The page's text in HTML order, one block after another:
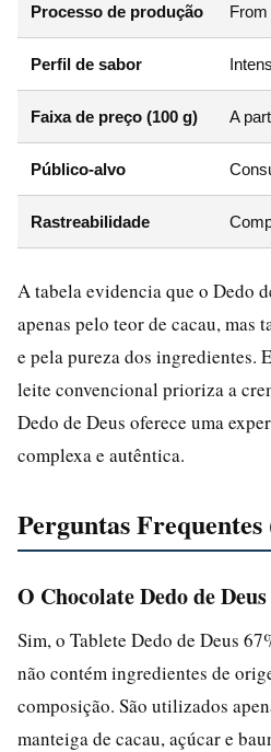
Processo de produção
Perfil de sabor
Faixa de preço (100 g) A
Público-alvo
Rastreabilidade
A tabela evidencia que o Dedo
apenas pelo teor de cacau, mas
e pela pureza dos ingredientes.
leite convencional prioriza a
Dedo de Deus oferece uma
complexa e autêntica.
Perguntas Frequentes
O Chocolate Dedo de Deus
Sim, o Tablete Dedo de Deus
não contém ingredientes de
composição. São utilizados
manteiga de cacau, açúcar e